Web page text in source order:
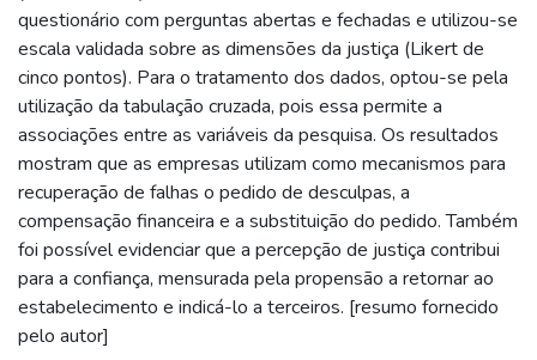
questionário com perguntas abertas e fechadas e utilizou-se
escala validada sobre as dimensões da justiça (Likert de
cinco pontos). Para o tratamento dos dados, optou-se pela
utilização da tabulação cruzada, pois essa permite a
associações entre as variáveis da pesquisa. Os resultados
mostram que as empresas utilizam como mecanismos para
recuperação de falhas o pedido de desculpas, a
compensação financeira e a substituição do pedido. Também
foi possível evidenciar que a percepção de justiça contribui
para a confiança, mensurada pela propensão a retornar ao
estabelecimento e indicá-lo a terceiros. [resumo fornecido
pelo autor]